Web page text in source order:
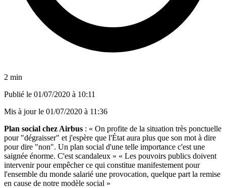
2 min
Publié le 01/07/2020 à 10:11
Mis à jour le 01/07/2020 à 11:36
Plan social chez Airbus : « On profite de la situation très ponctuelle
pour "dégraisser" et j'espère que l'État aura plus que son mot à dire
pour dire "non". Un plan social d'une telle importance c'est une
saignée énorme. C'est scandaleux » « Les pouvoirs publics doivent
intervenir pour empêcher ce qui constitue manifestement pour
l'ensemble du monde salarié une provocation, quelque part la remise
en cause de notre modèle social »